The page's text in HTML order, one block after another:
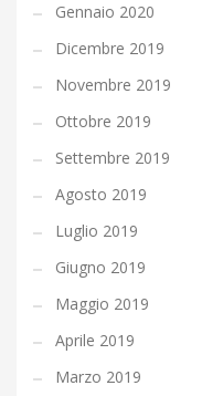
Gennaio 2020
Dicembre 2019
Novembre 2019
Ottobre 2019
Settembre 2019
Agosto 2019
Luglio 2019
Giugno 2019
Maggio 2019
Aprile 2019
Marzo 2019